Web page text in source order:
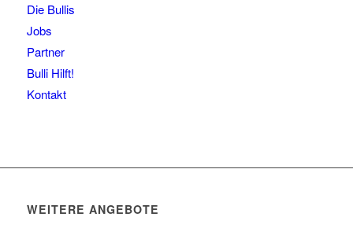
Die Bullis
Jobs
Partner
Bulli Hilft!
Kontakt
WEITERE ANGEBOTE